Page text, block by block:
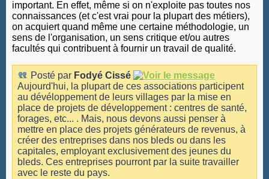
important. En effet, même si on n'exploite pas toutes nos
connaissances (et c'est vrai pour la plupart des métiers),
on acquiert quand même une certaine méthodologie, un
sens de l'organisation, un sens critique et/ou autres
facultés qui contribuent à fournir un travail de qualité.
Posté par Fodyé Cissé
Aujourd'hui, la plupart de ces associations participent
au dévéloppement de leurs villages par la mise en
place de projets de développement : centres de santé,
forages, etc... . Mais, nous devons aussi penser à
mettre en place des projets générateurs de revenus, à
créer des entreprises dans nos bleds ou dans les
capitales, employant exclusivement des jeunes du
bleds. Ces entreprises pourront par la suite travailler
avec le reste du pays.